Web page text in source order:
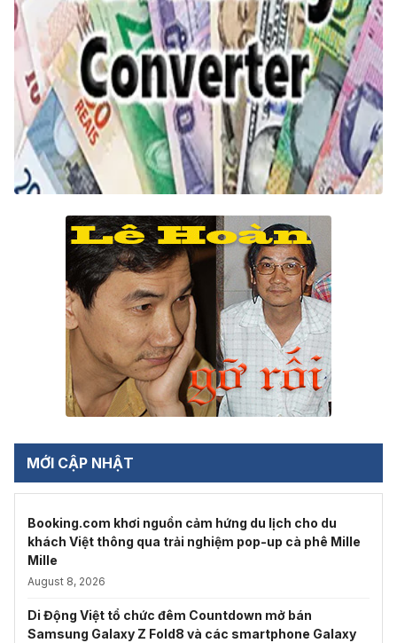
MỚI CẬP NHẬT
Booking.com khơi nguồn cảm hứng du lịch cho du
khách Việt thông qua trải nghiệm pop-up cà phê Mille
Mille
August 8, 2026
Di Động Việt tổ chức đêm Countdown mở bán
Samsung Galaxy Z Fold8 và các smartphone Galaxy